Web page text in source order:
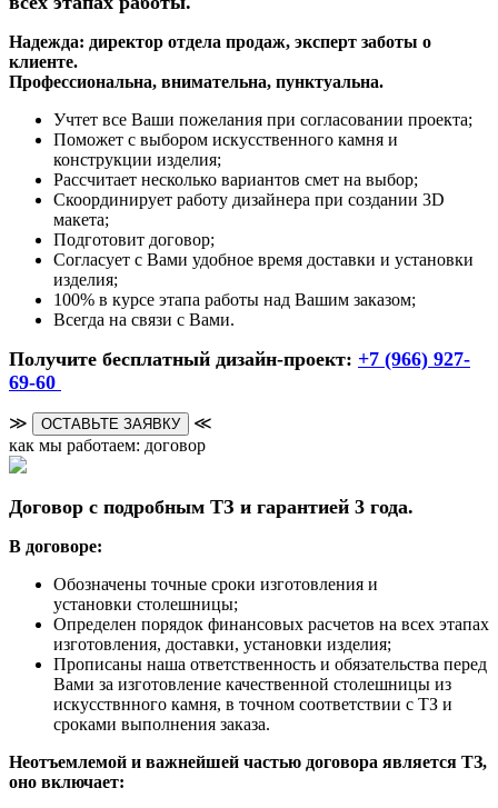
Надежда: директор отдела продаж, эксперт заботы о
клиенте.
Профессиональна, внимательна, пунктуальна.
Учтет все Ваши пожелания при согласовании проекта;
Поможет с выбором искусственного камня и
конструкции изделия;
Рассчитает несколько вариантов смет на выбор;
Скоординирует работу дизайнера при создании 3D
макета;
Подготовит договор;
Согласует с Вами удобное время доставки и установки
изделия;
100% в курсе этапа работы над Вашим заказом;
Всегда на связи с Вами.
Получите бесплатный дизайн-проект: +7 (966) 927-
69-60
≫ ОСТАВЬТЕ ЗАЯВКУ
≪
как мы работаем: договор
Договор с подробным ТЗ и гарантией 3 года.
В договоре:
Обозначены точные сроки изготовления и
установки столешницы;
Определен порядок финансовых расчетов на всех этапах
изготовления, доставки, установки изделия;
Прописаны наша ответственность и обязательства перед
Вами за изготовление качественной столешницы из
искусствнного камня, в точном соответствии с ТЗ и
сроками выполнения заказа.
Неотъемлемой и важнейшей частью договора является ТЗ,
оно включает: